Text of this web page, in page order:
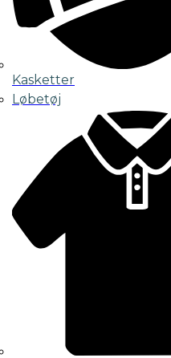
Kasketter
Løbetøj